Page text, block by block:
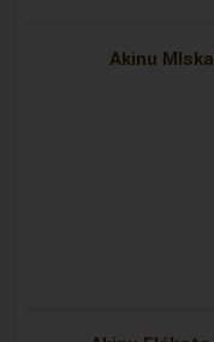
Akinu